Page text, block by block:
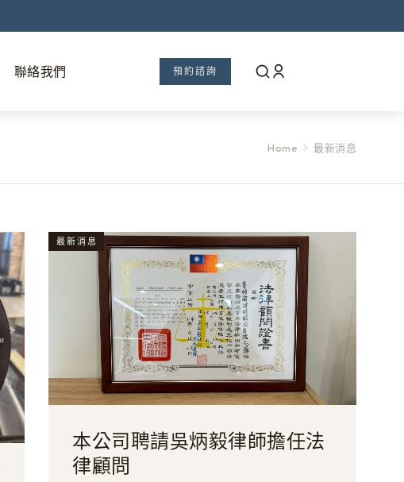
聯絡我們 預約諮詢
Home 最新消息
最新消息
本公司聘請吳炳毅律師擔任法
律顧問